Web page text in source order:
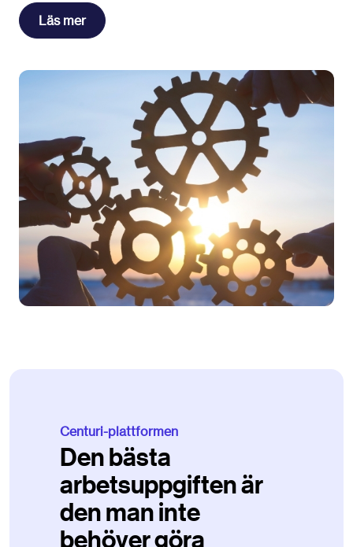
Läs mer
Centuri-plattformen
Den bästa
arbetsuppgiften är
den man inte
behöver göra